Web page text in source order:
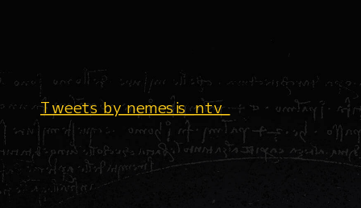
Tweets by nemesis_ntv_